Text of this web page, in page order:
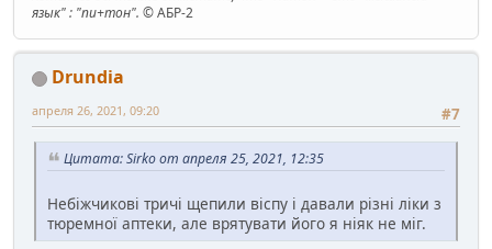
язык" : "пи+тон". © АБР-2
Drundia
#7
апреля 26, 2021, 09:20
Цитата: Sirko от апреля 25, 2021, 12:35
Небіжчикові тричі щепили віспу і давали різні ліки з
тюремної аптеки, але врятувати його я ніяк не міг.